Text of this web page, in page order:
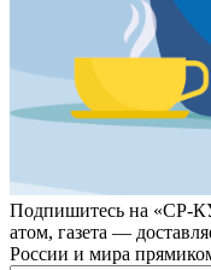
Подпишитесь на «СР-
атом, газета —
России и мира